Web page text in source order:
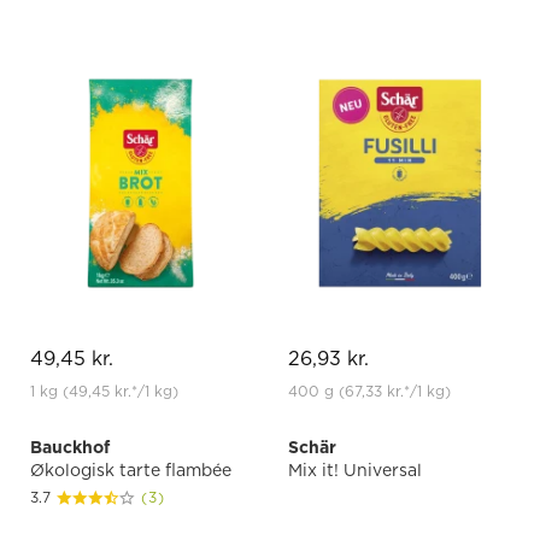
49,45 kr.
1 kg (49,45 kr.*/1 kg)
26,93 kr.
400 g (67,33 kr.*/1 kg)
Bauckhof
Økologisk tarte flambée
3.7 (3)
Schär
Mix it! Universal